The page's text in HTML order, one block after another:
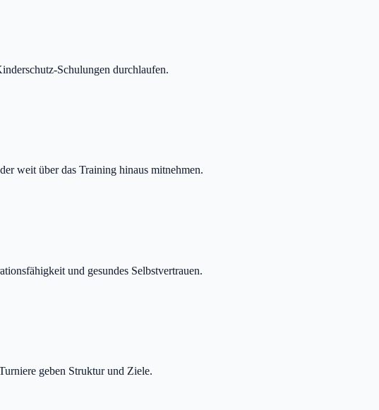
Schulungen durchlaufen.
weit über das Training hinaus mitnehmen.
und gesundes Selbstvertrauen.
geben Struktur und Ziele.